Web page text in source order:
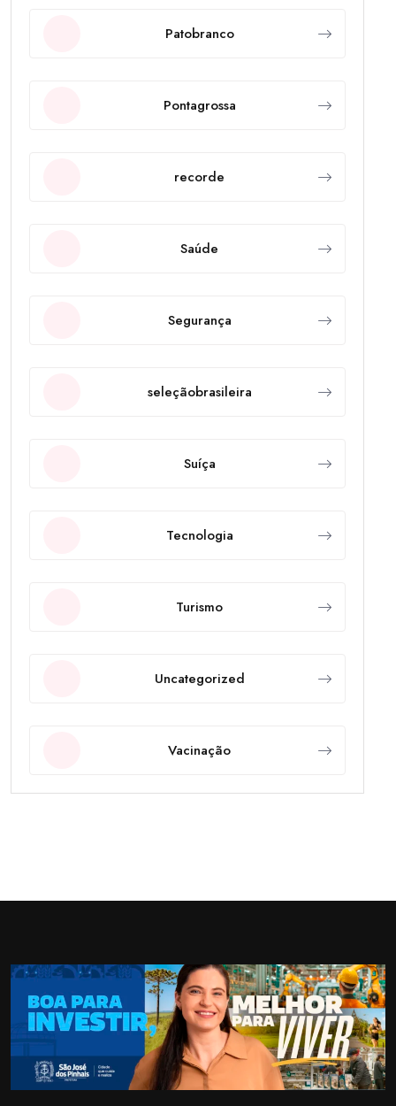
Patobranco
Pontagrossa
recorde
Saúde
Segurança
seleçãobrasileira
Suíça
Tecnologia
Turismo
Uncategorized
Vacinação